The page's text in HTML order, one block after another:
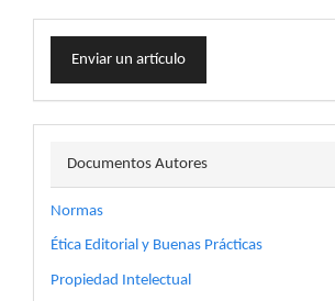
Enviar
unEnviar un artículo
docautor
Documentos Autores
Normas
Ética Editorial y Buenas Prácticas
Propiedad Intelectual